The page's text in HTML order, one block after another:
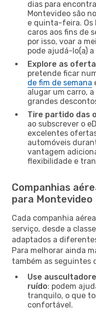
dias para
Montevideo são
e quinta-feira. Os
caros aos fins de
por isso, voar a
pode ajudá-lo(a)
Explore as
pretende ficar
de fim de semana
alugar um carro,
grandes
Tire partido das
ao subscrever o
excelentes
automóveis
vantagem
flexibilidade e
Companhias
para Montevideo
Cada companhia
serviço, desde a
adaptados a
Para melhorar ainda
também as seguintes
Use
ruído: podem
tranquilo, o que
confortável.